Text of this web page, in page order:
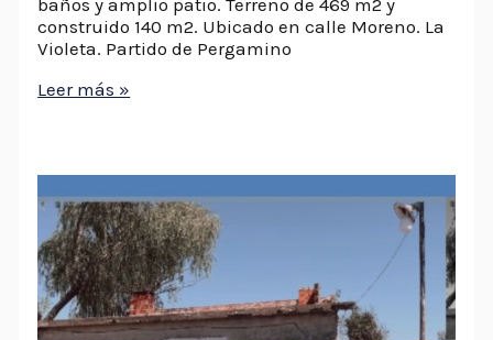
baños y amplio patio. Terreno de 469 m2 y
construido 140 m2. Ubicado en calle Moreno. La
Violeta. Partido de Pergamino
Leer más »